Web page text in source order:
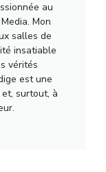
au
Mon
salles de
insatiable
vérités
est une
surtout, à